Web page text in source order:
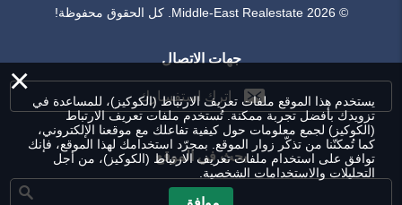
© Middle-East Realestate 2026. كل الحقوق محفوظة!
جهات الاتصال
اترك استفسارك
بحث في الموقع
×
يستخدم هذا الموقع ملفات تعريف الارتباط (الكوكيز)، للمساعدة في
تزويدك بأفضل تجربة ممكنة. تُستخدم ملفات تعريف الارتباط
(الكوكيز) لجمع معلومات حول كيفية تفاعلك مع موقعنا الإلكتروني،
كما تُمكنّنا من تذكّر زوار الموقع. بمجرّد استخدامك لهذا الموقع، فإنك
توافق على استخدام ملفات تعريف الارتباط (الكوكيز)، من أجل
التحليلات والاستخدامات الشخصية.